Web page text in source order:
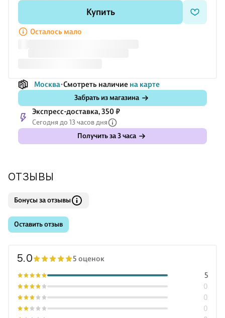
Бренд: Banpresto.
Купить
Осталось мало
Москва Смотреть наличие на карте
Забрать из магазина
Экспресс-доставка, 350 ₽
Сегодня до 13 часов дня
Получить за 3 часа
ОТЗЫВЫ
Бонусы за отзывы
Оставить отзыв
5.0 5 оценок
0
0
0
5